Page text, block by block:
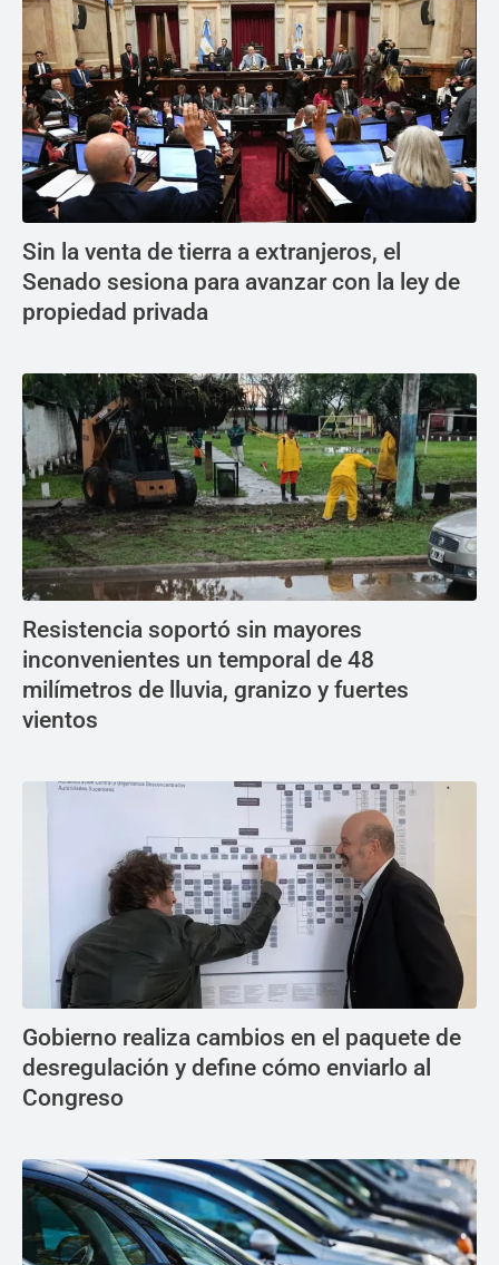
Sin la venta de tierra a extranjeros, el
Senado sesiona para avanzar con la ley de
propiedad privada
Resistencia soportó sin mayores
inconvenientes un temporal de 48
milímetros de lluvia, granizo y fuertes
vientos
Gobierno realiza cambios en el paquete de
desregulación y define cómo enviarlo al
Congreso